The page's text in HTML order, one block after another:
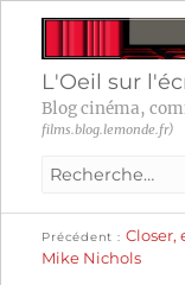
L'Oeil sur
Blog cinéma,
films.blog.lemonde.fr)
Recherche
:
Précédent
Closer,
Mike Nichols